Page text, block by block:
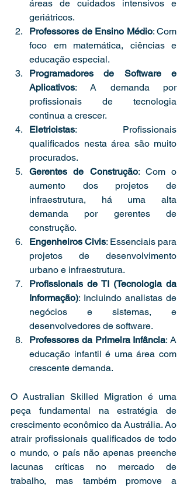
áreas de cuidados intensivos e
geriátricos.
Professores de Ensino Médio: Com
foco em matemática, ciências e
educação especial.
Programadores de Software e
Aplicativos: A demanda por
profissionais de tecnologia
continua a crescer.
Eletricistas: Profissionais
qualificados nesta área são muito
procurados.
Gerentes de Construção: Com o
aumento dos projetos de
infraestrutura, há uma alta
demanda por gerentes de
construção.
Engenheiros Civis: Essenciais para
projetos de desenvolvimento
urbano e infraestrutura.
Profissionais de TI (Tecnologia da
Informação): Incluindo analistas de
negócios e sistemas, e
desenvolvedores de software.
Professores da Primeira Infância: A
educação infantil é uma área com
crescente demanda.
O Australian Skilled Migration é uma
peça fundamental na estratégia de
crescimento econômico da Austrália. Ao
atrair profissionais qualificados de todo
o mundo, o país não apenas preenche
lacunas críticas no mercado de
trabalho, mas também promove a